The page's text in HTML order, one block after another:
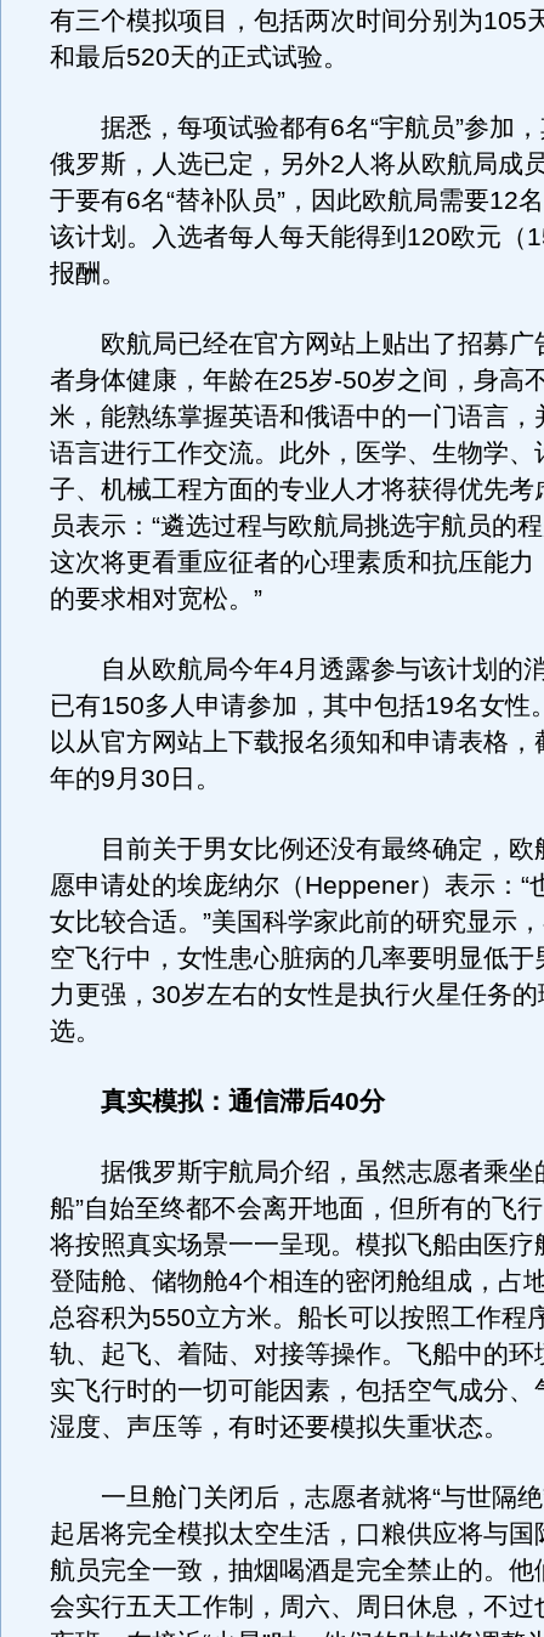
有三个模拟项目，包括两次时间分别为105
和最后520天的正式试验。
据悉，每项试验都有6名“宇航员”参加，
俄罗斯，人选已定，另外2人将从欧航局成
于要有6名“替补队员”，因此欧航局需要12
该计划。入选者每人每天能得到120欧元（
报酬。
欧航局已经在官方网站上贴出了招募广
者身体健康，年龄在25岁-50岁之间，身高
米，能熟练掌握英语和俄语中的一门语言，
语言进行工作交流。此外，医学、生物学、
子、机械工程方面的专业人才将获得优先考
员表示：“遴选过程与欧航局挑选宇航员的
这次将更看重应征者的心理素质和抗压能力
的要求相对宽松。”
自从欧航局今年4月透露参与该计划的
已有150多人申请参加，其中包括19名女性
以从官方网站上下载报名须知和申请表格，
年的9月30日。
目前关于男女比例还没有最终确定，欧
愿申请处的埃庞纳尔（Heppener）表示：“
女比较合适。”美国科学家此前的研究显示
空飞行中，女性患心脏病的几率要明显低于
力更强，30岁左右的女性是执行火星任务
选。
真实模拟：通信滞后40分
据俄罗斯宇航局介绍，虽然志愿者乘坐
船”自始至终都不会离开地面，但所有的飞
将按照真实场景一一呈现。模拟飞船由医疗
登陆舱、储物舱4个相连的密闭舱组成，占
总容积为550立方米。船长可以按照工作程
轨、起飞、着陆、对接等操作。飞船中的环
实飞行时的一切可能因素，包括空气成分、
湿度、声压等，有时还要模拟失重状态。
一旦舱门关闭后，志愿者就将“与世隔绝
起居将完全模拟太空生活，口粮供应将与国
航员完全一致，抽烟喝酒是完全禁止的。他
会实行五天工作制，周六、周日休息，不过